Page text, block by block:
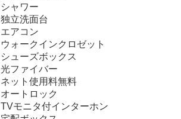
シャワー
独立洗面台
エアコン
ウォークインクロゼット
シューズボックス
光ファイバー
ネット使用料無料
オートロック
TVモニタ付インターホン